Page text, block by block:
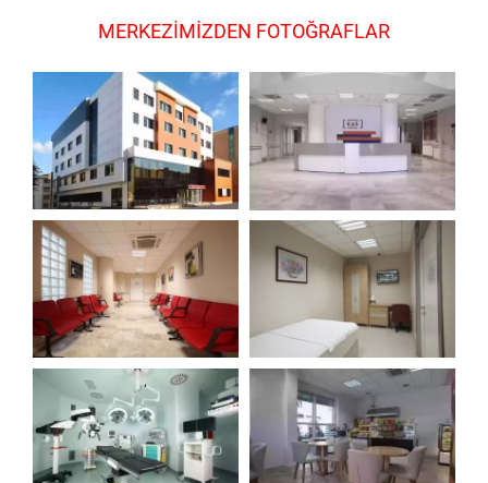
MERKEZİMİZDEN FOTOĞRAFLAR